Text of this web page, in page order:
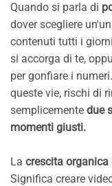
Quando si parla di
dover scegliere
contenuti tutti i
si accorga di te,
per gonfiare i
queste vie, rischi di
semplicemente due
momenti giusti.
La crescita organica
Significa creare